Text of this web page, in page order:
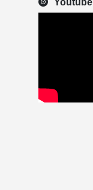
Youtube